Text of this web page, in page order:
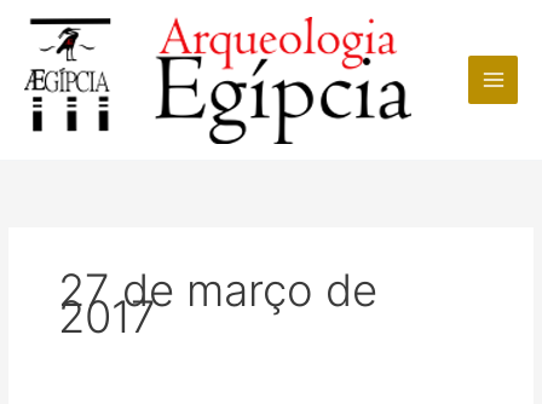
conteúdo
27 de março de
2017